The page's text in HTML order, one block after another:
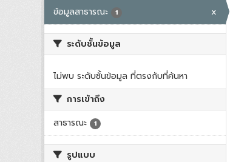
ข้อมูลสาธารณะ
1 x
ระดับชั้นข้อมูล
ไม่พบ ระดับชั้นข้อมูล ที่ตรงกับที่ค้นหา
การเข้าถึง
สาธารณะ
1
รูปแบบ